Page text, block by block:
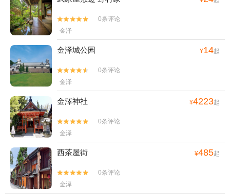


0条评论
金泽
金泽城公园 ¥14起


0条评论
金泽
金澤神社 ¥4223起


0条评论
金泽
西茶屋街 ¥485起


0条评论
金泽